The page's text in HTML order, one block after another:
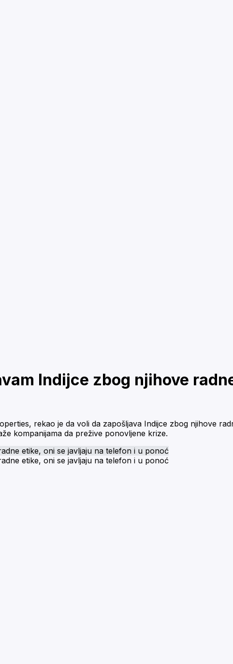
Indijce zbog njihove
rekao je da voli da zapošljava Indijce zbog njihove
kompanijama da prežive ponovljene krize.